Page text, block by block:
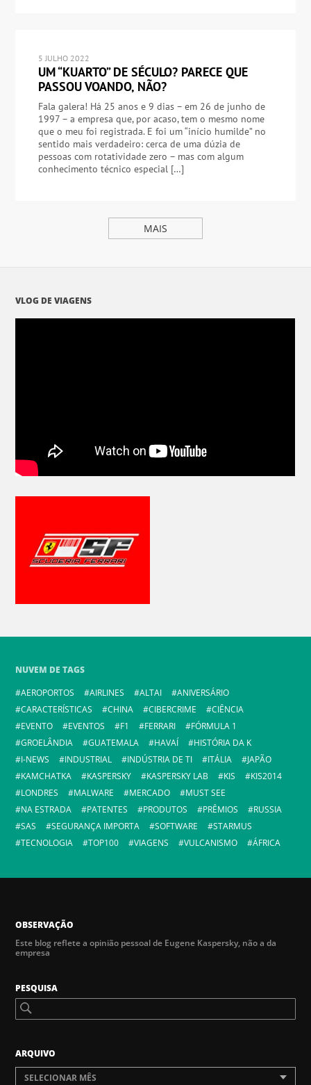
5 JULHO 2022
UM “KUARTO” DE SÉCULO? PARECE QUE
PASSOU VOANDO, NÃO?
Fala galera! Há 25 anos e 9 dias – em 26 de junho de
1997 – a empresa que, por acaso, tem o mesmo nome
que o meu foi registrada. E foi um “início humilde” no
sentido mais verdadeiro: cerca de uma dúzia de
pessoas com rotatividade zero – mas com algum
conhecimento técnico especial […]
MAIS
VLOG DE VIAGENS
NUVEM DE TAGS
AEROPORTOS
AIRLINES ALTAI
ANIVERSÁRIO
CARACTERÍSTICAS
CHINA CIBERCRIME
CIÊNCIA
EVENTO
EVENTOS F1 FERRARI
FÓRMULA 1
GROELÂNDIA
GUATEMALA HAVAÍ
HISTÓRIA DA K
I-NEWS
INDUSTRIAL INDÚSTRIA DE TI ITÁLIA
JAPÃO
KAMCHATKA
KASPERSKY KASPERSKY LAB KIS
KIS2014
LONDRES
MALWARE MERCADO
MUST SEE
NA ESTRADA
PATENTES PRODUTOS PRÊMIOS
RUSSIA
SAS
SEGURANÇA IMPORTA SOFTWARE
STARMUS
TECNOLOGIA
TOP100 VIAGENS VULCANISMO ÁFRICA
OBSERVAÇÃO
Este blog reflete a opinião pessoal de Eugene Kaspersky, não a da
empresa
PESQUISA
ARQUIVO
SELECIONAR MÊS